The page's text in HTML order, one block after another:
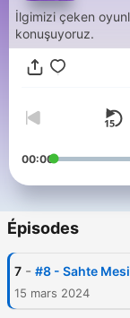
İlgimizi çeken
konuşuyoruz.
00:00
Épisodes
7 - #8 - Sahte
15 mars 2024